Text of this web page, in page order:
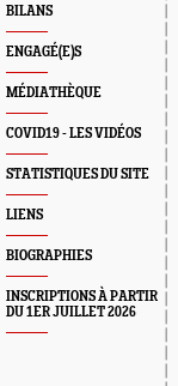
BILANS
ENGAGÉ(E)S
MÉDIATHÈQUE
COVID19 - LES VIDÉOS
STATISTIQUES DU SITE
LIENS
BIOGRAPHIES
INSCRIPTIONS À PARTIR
DU 1ER JUILLET 2026